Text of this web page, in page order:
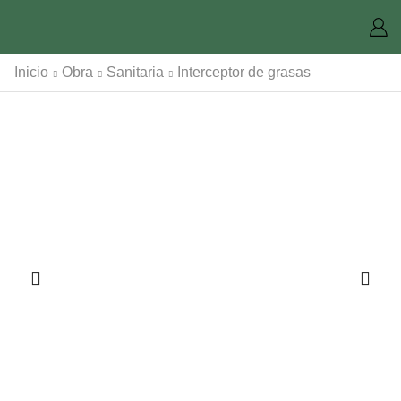
Inicio Obra Sanitaria Interceptor de grasas